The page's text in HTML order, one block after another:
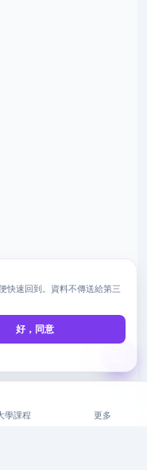
學課程 更多
快速回到。資料不傳送給第三
好，同意